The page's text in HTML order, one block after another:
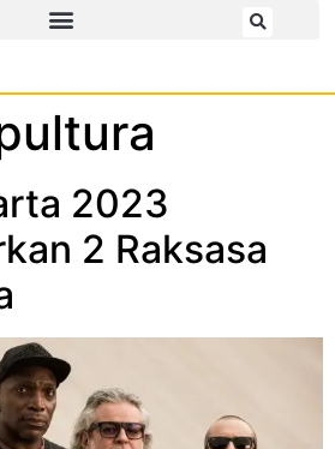
2023
2 Raksasa